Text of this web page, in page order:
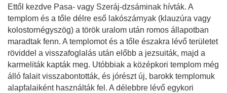
Ettől kezdve Pasa- vagy Szeráj-dzsáminak hívták. A
templom és a tőle délre eső lakószárnyak (klauzúra vagy
kolostornégyszög) a török uralom után romos állapotban
maradtak fenn. A templomot és a tőle északra lévő területet
röviddel a visszafoglalás után előbb a jezsuiták, majd a
karmeliták kapták meg. Utóbbiak a középkori templom még
álló falait visszabontották, és jórészt új, barokk templomuk
alapfalaiként használták fel. A délebbre lévő egykori